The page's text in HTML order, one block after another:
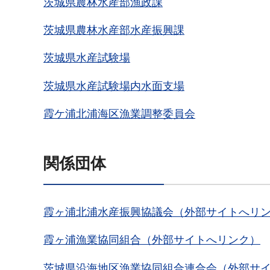
茨城県農林水産部水産振興課
茨城県水産試験場
茨城県水産試験場内水面支場
霞ケ浦北浦海区漁業調整委員会
関係団体
霞ヶ浦北浦水産振興協議会（外部サイトへリン
霞ヶ浦漁業協同組合（外部サイトへリンク）